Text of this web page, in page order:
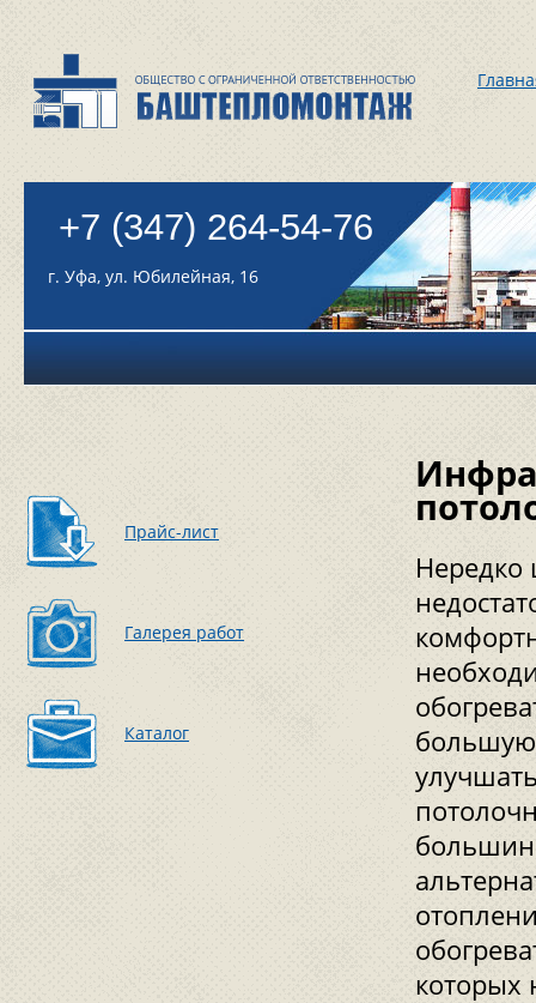
+7 (347) 264-54-76
г. Уфа, ул. Юбилейная, 16
Прайс-лист
Галерея работ
Каталог
Нередко
большую
которых